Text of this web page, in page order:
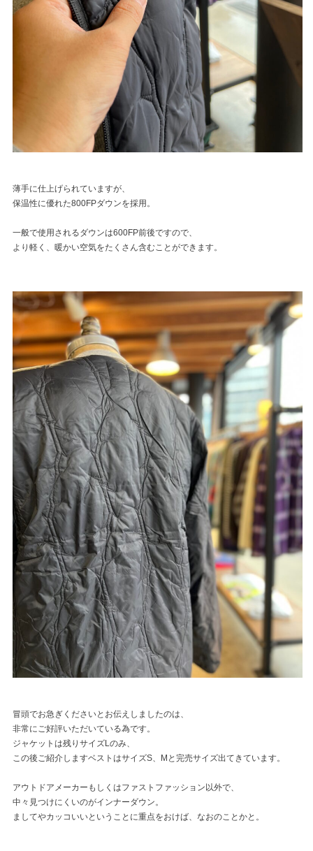
薄手に仕上げられていますが、
保温性に優れた800FPダウンを採用。
一般で使用されるダウンは600FP前後ですので、
より軽く、暖かい空気をたくさん含むことができます。
冒頭でお急ぎくださいとお伝えしましたのは、
非常にご好評いただいている為です。
ジャケットは残りサイズLのみ、
この後ご紹介しますベストはサイズS、Mと完売サイズ出てきています。
アウトドアメーカーもしくはファストファッション以外で、
中々見つけにくいのがインナーダウン。
ましてやカッコいいということに重点をおけば、なおのことかと。